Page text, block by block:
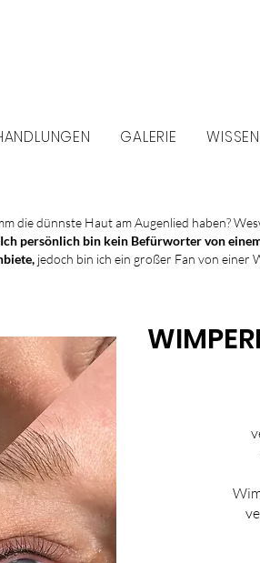
GALERIE
die dünnste Haut am Augenlied haben?
Ich persönlich bin kein Befürworter von
jedoch bin ich ein großer Fan von einer